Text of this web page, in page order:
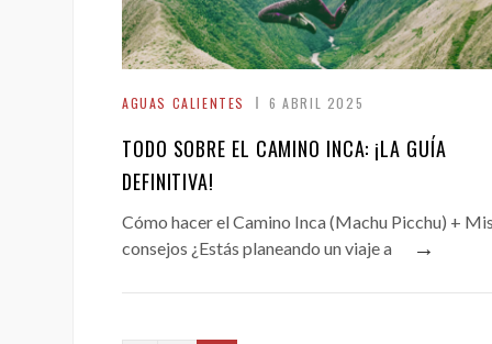
AGUAS CALIENTES 6 ABRIL 2025
TODO SOBRE EL CAMINO INCA: ¡LA GUÍA
DEFINITIVA!
Cómo hacer el Camino Inca (Machu Picchu) + Mis
consejos ¿Estás planeando un viaje a
→